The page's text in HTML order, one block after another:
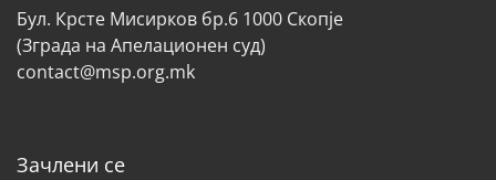
Бул. Крсте Мисирков бр.6 1000 Скопје
(Зграда на Апелационен суд)
contact@msp.org.mk
Зачлени се